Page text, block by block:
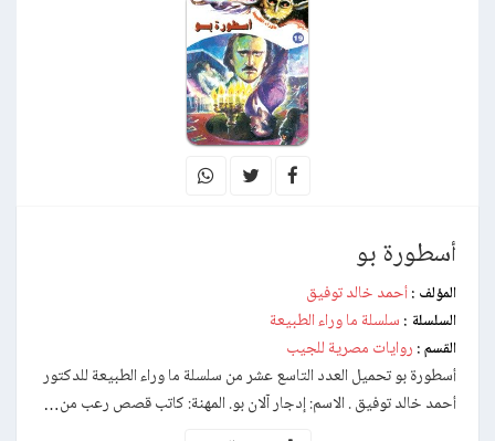
أسطورة بو
المؤلف : أحمد خالد توفيق
السلسلة : سلسلة ما وراء الطبيعة
القسم : روايات مصرية للجيب
أسطورة بو تحميل العدد التاسع عشر من سلسلة ما وراء الطبيعة للدكتور
أحمد خالد توفيق . الاسم: إدجار آلان بو. المهنة: كاتب قصص رعب من…